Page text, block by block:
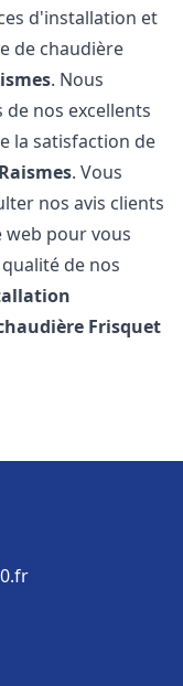
d'installation et
de chaudière
. Nous
nos excellents
la satisfaction de
Raismes. Vous
nos avis clients
pour vous
de nos
Frisquet